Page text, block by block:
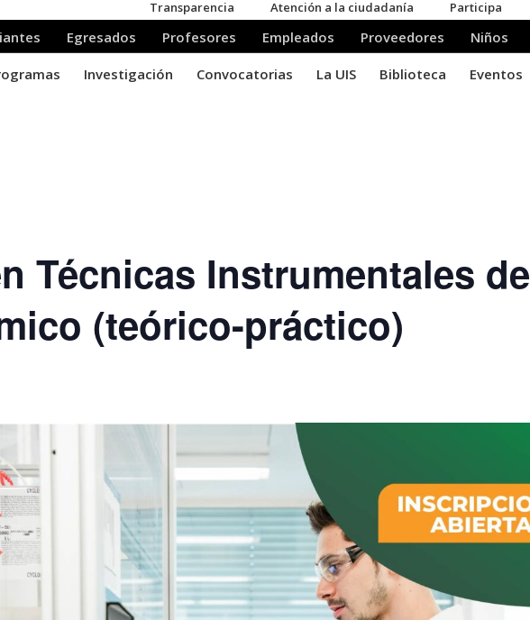
Técnicas Instrumentales de
(teórico-práctico)